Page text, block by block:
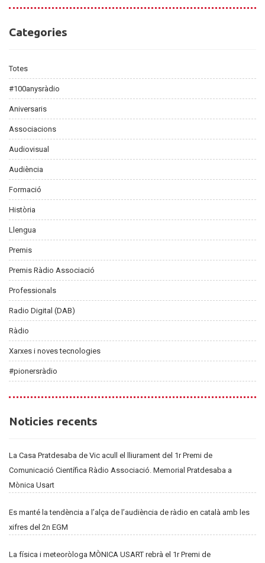
Categories
Categories
Totes
#100anysràdio
Aniversaris
Associacions
Audiovisual
Audiència
Formació
Història
Llengua
Premis
Premis Ràdio Associació
Professionals
Radio Digital (DAB)
Ràdio
Xarxes i noves tecnologies
#pionersràdio
Noticies
Noticies recents
La Casa Pratdesaba de Vic acull el lliurament del 1r Premi de
Comunicació Científica Ràdio Associació. Memorial Pratdesaba a
Mònica Usart
Es manté la tendència a l’alça de l’audiència de ràdio en català amb les
xifres del 2n EGM
La física i meteoròloga MÒNICA USART rebrà el 1r Premi de